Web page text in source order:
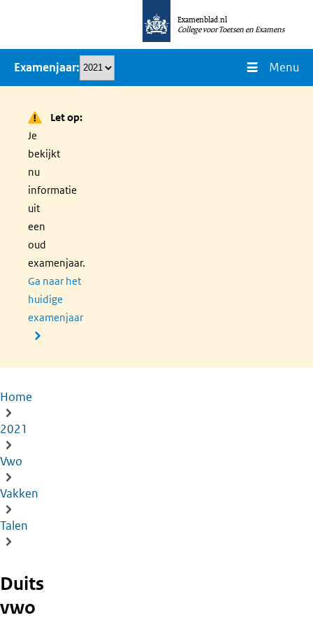
naar
inhoud
Examenblad.nl
College voor Toetsen en Examens
Examenjaar Menu
Let op:
Je
bekijkt
nu
informatie
uit
een
oud
examenjaar.
Ga naar het
huidige
examenjaar
Kruimelpad
Home
2021
Vwo
Vakken
Talen
Duits
vwo